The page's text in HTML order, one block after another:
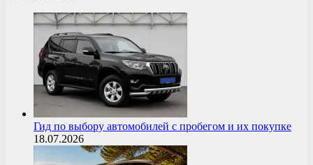
Гид по выбору автомобилей с пробегом и их покупке
18.07.2026